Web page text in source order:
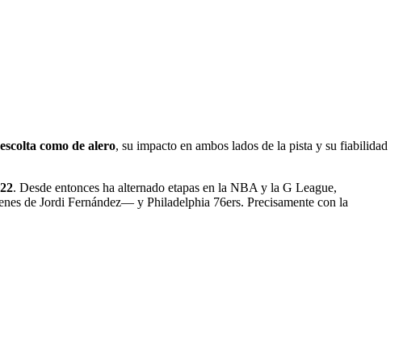
escolta como de alero, su impacto en ambos lados de la pista y su fiabilidad
. Desde entonces ha alternado etapas en la NBA y la G League,
de Jordi Fernández— y Philadelphia 76ers. Precisamente con la